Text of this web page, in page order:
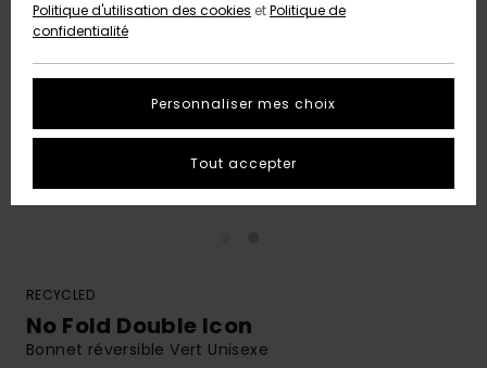
RECYCLED
No Fold Double Icon
Bonnet réversible Vert Unisexe
Politique d'utilisation des cookies etPolitique de
confidentialité
Personnaliser mes choix
Tout accepter